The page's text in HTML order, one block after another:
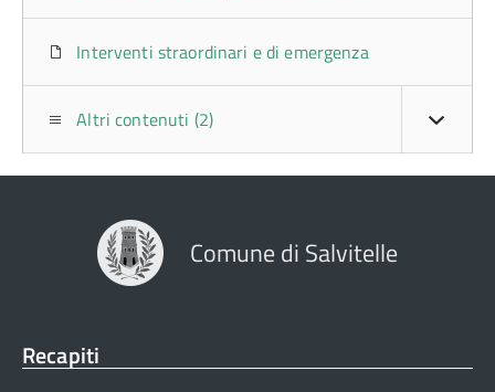
Interventi straordinari e di emergenza
Altri contenuti (2)
Comune di Salvitelle
Recapiti